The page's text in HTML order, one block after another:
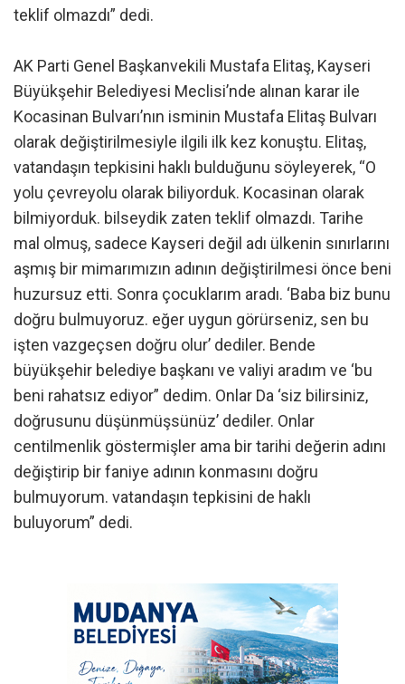
teklif olmazdı” dedi.
AK Parti Genel Başkanvekili Mustafa Elitaş, Kayseri
Büyükşehir Belediyesi Meclisi’nde alınan karar ile
Kocasinan Bulvarı’nın isminin Mustafa Elitaş Bulvarı
olarak değiştirilmesiyle ilgili ilk kez konuştu. Elitaş,
vatandaşın tepkisini haklı bulduğunu söyleyerek, “O
yolu çevreyolu olarak biliyorduk. Kocasinan olarak
bilmiyorduk. bilseydik zaten teklif olmazdı. Tarihe
mal olmuş, sadece Kayseri değil adı ülkenin sınırlarını
aşmış bir mimarımızın adının değiştirilmesi önce beni
huzursuz etti. Sonra çocuklarım aradı. ‘Baba biz bunu
doğru bulmuyoruz. eğer uygun görürseniz, sen bu
işten vazgeçsen doğru olur’ dediler. Bende
büyükşehir belediye başkanı ve valiyi aradım ve ‘bu
beni rahatsız ediyor” dedim. Onlar Da ‘siz bilirsiniz,
doğrusunu düşünmüşsünüz’ dediler. Onlar
centilmenlik göstermişler ama bir tarihi değerin adını
değiştirip bir faniye adının konmasını doğru
bulmuyorum. vatandaşın tepkisini de haklı
buluyorum” dedi.